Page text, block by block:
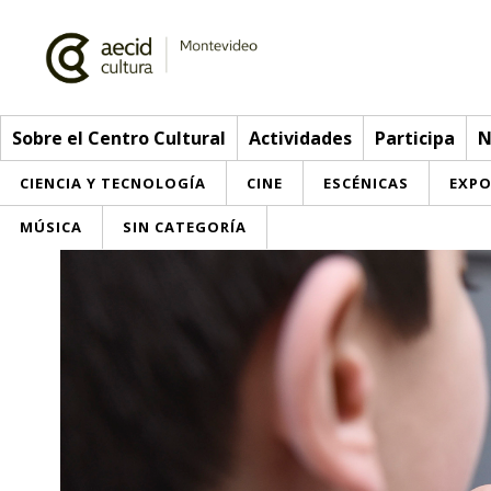
Sobre el Centro Cultural Actividades Participa
CIENCIA Y TECNOLOGÍA CINE ESCÉNICAS
MÚSICA SIN CATEGORÍA